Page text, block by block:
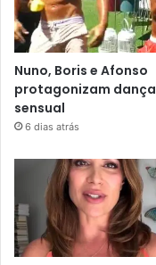
Nuno, Boris e Afonso
protagonizam dança
sensual
6 dias atrás